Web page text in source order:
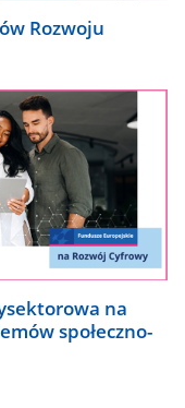
Rozwoju
na
społeczno-